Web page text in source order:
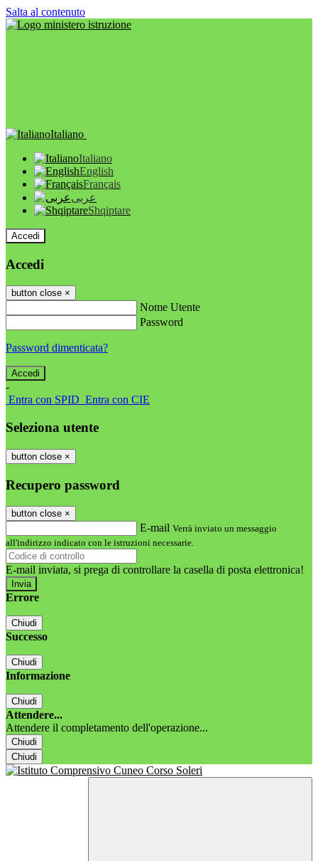
Salta al contenuto
Italiano
Italiano
English
Français
عربى
Shqiptare
Accedi
Accedi
button close ×
Nome Utente
Password
Password dimenticata?
-
Entra con SPID Entra con CIE
Seleziona utente
button close ×
Recupero password
button close ×
E-mail Verrà inviato un messaggio
all'indirizzo indicato con le istruzioni necessarie.
E-mail inviata, si prega di controllare la casella di posta elettronica!
Errore
Chiudi
Successo
Chiudi
Informazione
Chiudi
Attendere...
Attendere il completamento dell'operazione...
Chiudi
Chiudi